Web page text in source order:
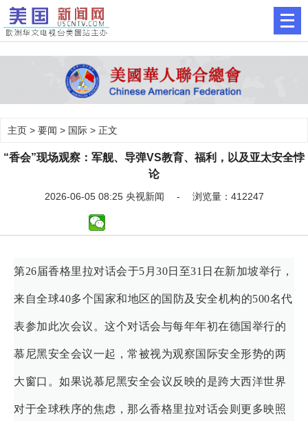
主页 > 要闻 > 国际 > 正文
“香会”现场观察：军舰、导弹VS教育、福利，以及亚太安全悖
论
2026-06-05 08:25 央视新闻 - 浏览量：412247
第26届香格里拉对话会于5月30日至31日在新加坡举行，
来自全球40多个国家和地区的国防及安全机构的500名代
表参加此次会议。这个对话会与每年年初在德国举行的
慕尼黑安全会议一起，常被视为观察国际安全形势的两
大窗口。如果说慕尼黑安全会议反映的是跨大西洋世界
对于全球秩序的焦虑，那么香格里拉对话会则更多映照